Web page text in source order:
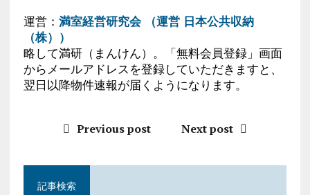
運営： 満室経営研究会 （運営 日本公共収納
（株））
略して満研（まんけん）。「無料会員登録」画面
からメールアドレスを登録していただきますと、
翌日以降物件速報が届くようになります。
Previous post Next post
記事検索